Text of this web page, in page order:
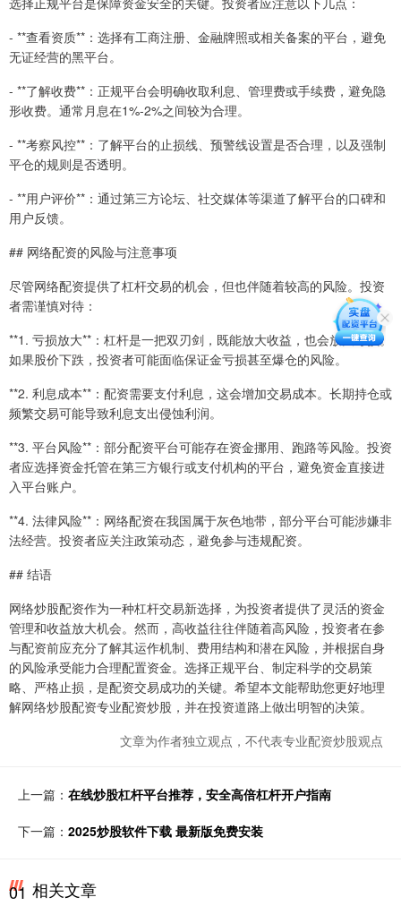
- **查看资质**：选择有工商注册、金融牌照或相关备案的平台，避免
无证经营的黑平台。
- **了解收费**：正规平台会明确收取利息、管理费或手续费，避免隐
形收费。通常月息在1%-2%之间较为合理。
- **考察风控**：了解平台的止损线、预警线设置是否合理，以及强制
平仓的规则是否透明。
- **用户评价**：通过第三方论坛、社交媒体等渠道了解平台的口碑和
用户反馈。
## 网络配资的风险与注意事项
尽管网络配资提供了杠杆交易的机会，但也伴随着较高的风险。投资
者需谨慎对待：
**1. 亏损放大**：杠杆是一把双刃剑，既能放大收益，也会放大亏损。
如果股价下跌，投资者可能面临保证金亏损甚至爆仓的风险。
**2. 利息成本**：配资需要支付利息，这会增加交易成本。长期持仓或
频繁交易可能导致利息支出侵蚀利润。
**3. 平台风险**：部分配资平台可能存在资金挪用、跑路等风险。投资
者应选择资金托管在第三方银行或支付机构的平台，避免资金直接进
入平台账户。
**4. 法律风险**：网络配资在我国属于灰色地带，部分平台可能涉嫌非
法经营。投资者应关注政策动态，避免参与违规配资。
## 结语
网络炒股配资作为一种杠杆交易新选择，为投资者提供了灵活的资金
管理和收益放大机会。然而，高收益往往伴随着高风险，投资者在参
与配资前应充分了解其运作机制、费用结构和潜在风险，并根据自身
的风险承受能力合理配置资金。选择正规平台、制定科学的交易策
略、严格止损，是配资交易成功的关键。希望本文能帮助您更好地理
解网络炒股配资专业配资炒股，并在投资道路上做出明智的决策。
文章为作者独立观点，不代表专业配资炒股观点
上一篇： 在线炒股杠杆平台推荐，安全高倍杠杆开户指南
下一篇： 2025炒股软件下载 最新版免费安装
01 相关文章